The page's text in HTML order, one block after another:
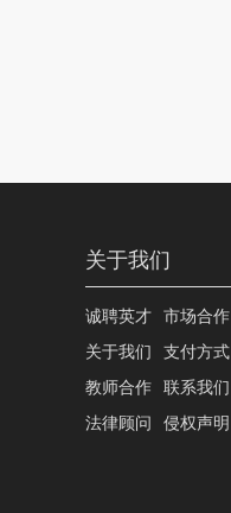
关于我们
诚聘英才
关于我们
教师合作
法律顾问
市场合作
支付方式
联系我们
侵权声明